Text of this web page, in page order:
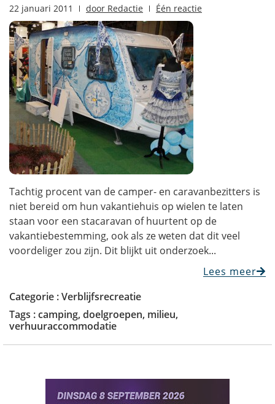
22 januari 2011 door Redactie Één reactie
Tachtig procent van de camper- en caravanbezitters is
niet bereid om hun vakantiehuis op wielen te laten
staan voor een stacaravan of huurtent op de
vakantiebestemming, ook als ze weten dat dit veel
voordeliger zou zijn. Dit blijkt uit onderzoek...
Lees meer
Categorie :Verblijfsrecreatie
Tags :camping, doelgroepen, milieu,
verhuuraccommodatie